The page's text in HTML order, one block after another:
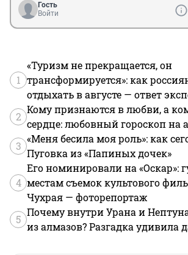
Гость
Войти
1
«Туризм не прекращается, он
трансформируется»: как
отдыхать в августе — ответ
2
Кому признаются в любви, а
сердце: любовный гороскоп на
3
«Меня бесила моя роль»: как
Пуговка из «Папиных дочек»
4
Его номинировали на «Оскар»:
местам съемок культового
Чухрая — фоторепортаж
5
Почему внутри Урана и
из алмазов? Разгадка удивила